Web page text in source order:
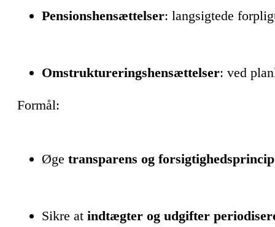
Pensionshensættelser: langsigtede
Omstruktureringshensættelser: ved
Formål:
Øge transparens og
Sikre at indtægter og udgifter